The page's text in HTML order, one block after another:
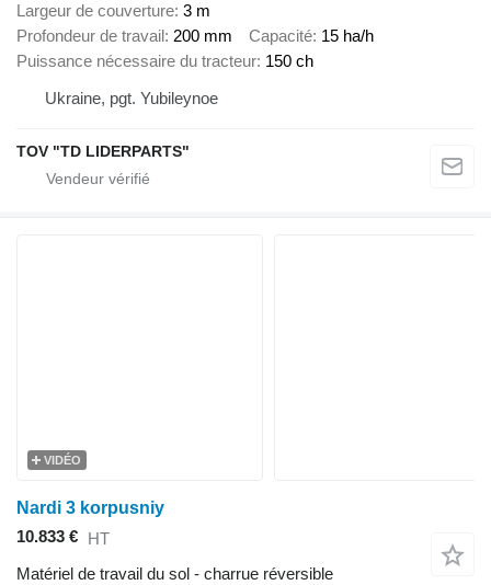
Largeur de couverture 3 m
Profondeur de travail 200 mm Capacité 15 ha/h
Puissance nécessaire du tracteur 150 ch
Ukraine, pgt. Yubileynoe
TOV "TD LIDERPARTS"
VIDÉO
Nardi 3 korpusniy
10.833 € HT
Matériel de travail du sol - charrue réversible